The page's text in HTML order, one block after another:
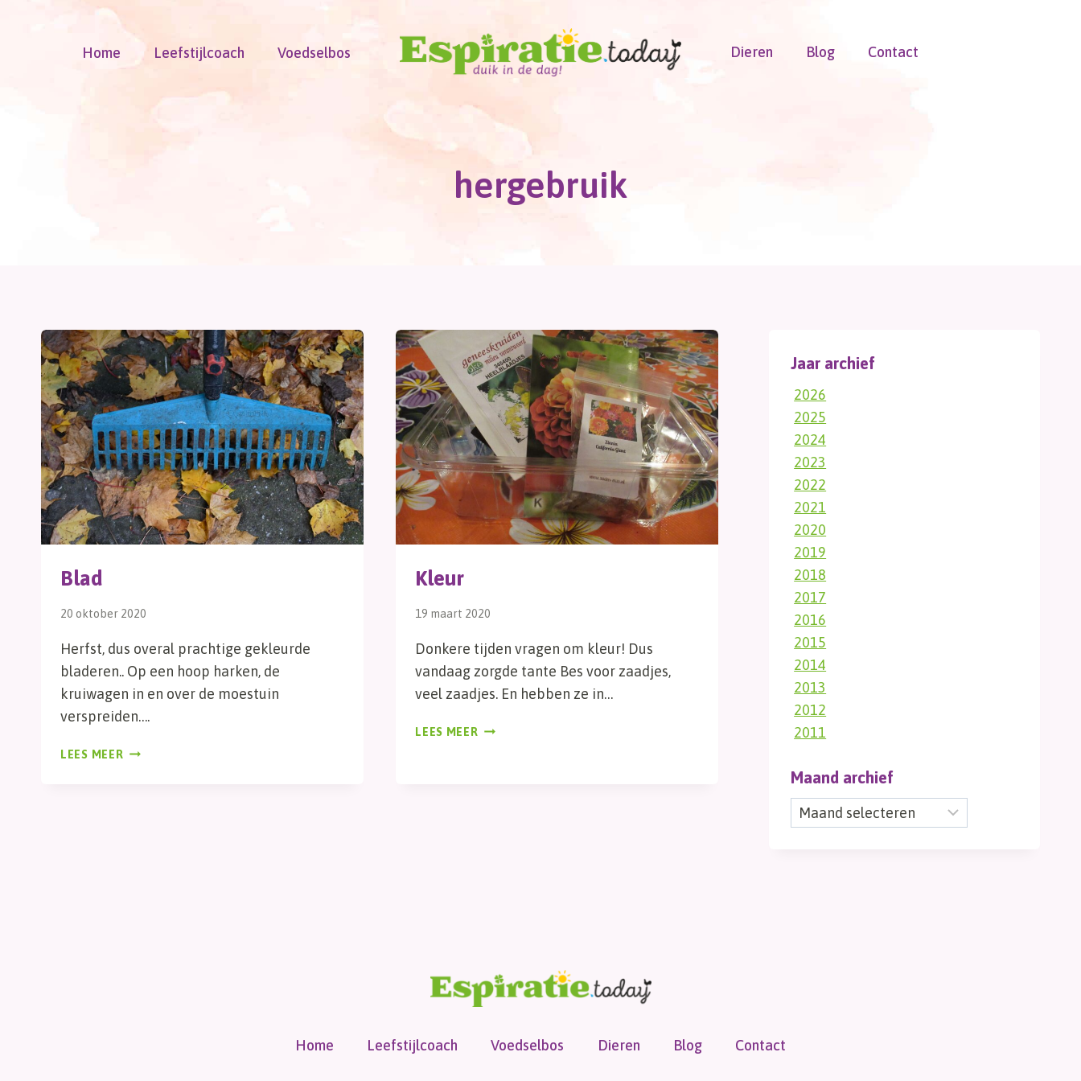
Home Leefstijlcoach Voedselbos Dieren Blog Contact
hergebruik
Blad
20 oktober 2020
Herfst, dus overal prachtige gekleurde
bladeren.. Op een hoop harken, de
kruiwagen in en over de moestuin
verspreiden….
LEES MEER BLAD
Kleur
19 maart 2020
Donkere tijden vragen om kleur! Dus
vandaag zorgde tante Bes voor zaadjes,
veel zaadjes. En hebben ze in…
LEES MEER KLEUR
Jaar archief
2026
2025
2024
2023
2022
2021
2020
2019
2018
2017
2016
2015
2014
2013
2012
2011
Maand archief
Maand
archief
Home Leefstijlcoach Voedselbos Dieren Blog Contact